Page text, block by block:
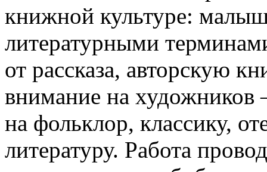
книжной культуре:
литературными
от рассказа, авторскую
внимание на художников
на фольклор, классику,
литературу. Работа